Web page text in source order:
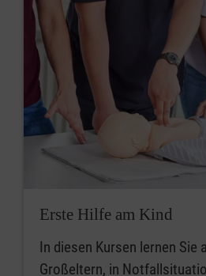
Erste Hilfe am Kind
In diesen Kursen lernen Sie
Großeltern, in